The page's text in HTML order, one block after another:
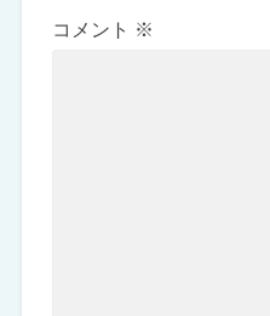
コメント ※